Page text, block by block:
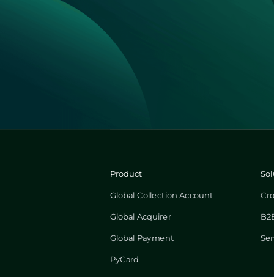
Product
Global Collection Account
Global Acquirer
Global Payment
PyCard